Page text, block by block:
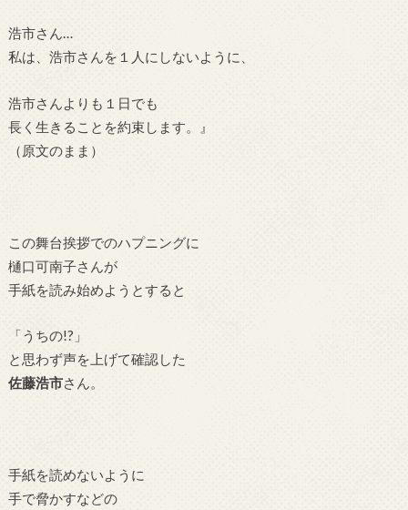
浩市さん…
私は、浩市さんを１人にしないように、
浩市さんよりも１日でも
長く生きることを約束します。』
（原文のまま）
この舞台挨拶でのハプニングに
樋口可南子さんが
手紙を読み始めようとすると
「うちの!?」
と思わず声を上げて確認した
佐藤浩市さん。
手紙を読めないように
手で脅かすなどの